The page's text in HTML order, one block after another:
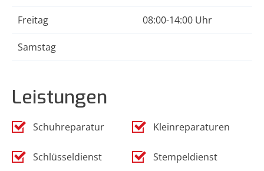
Freitag 08:00-14:00 Uhr
Samstag
Leistungen
Schuhreparatur Kleinreparaturen
Schlüsseldienst Stempeldienst